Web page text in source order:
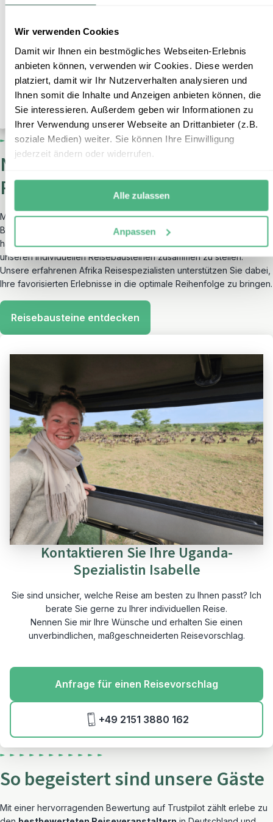
Wir verwenden Cookies
Damit wir Ihnen ein bestmögliches Webseiten-Erlebnis
anbieten können, verwenden wir Cookies. Diese werden
platziert, damit wir Ihr Nutzerverhalten analysieren und
Ihnen somit die Inhalte und Anzeigen anbieten können, die
Sie interessieren. Außerdem geben wir Informationen zu
Ihrer Verwendung unserer Webseite an Drittanbieter (z.B.
soziale Medien) weiter. Sie können Ihre Einwilligung
jederzeit ändern oder widerrufen.
Alle zulassen
Anpassen
Elizabeth-Safari, Nilbootsafari, Stadtrundfahrt
Flug:
separat buchbar, ab circa 700,- Euro pro
Person (tagesaktuelle Preise)
Mehr Informationen
ZUR RUNDREISE
Noch nicht die passende Uganda
Rundreise gefunden?
Mit unserenReisebausteinenkönnen Sie Ihre Rundreise nach
Belieben um weitere Orte oder Aktivitäten ergänzen. Außerdem
haben Sie die Möglichkeit, Ihre ganz persönliche Uganda Reise aus
unseren individuellen Reisebausteinen zusammen zu stellen.
Unsere erfahrenen Afrika Reisespezialisten unterstützen Sie dabei,
Ihre favorisierten Erlebnisse in die optimale Reihenfolge zu bringen.
Reisebausteine entdecken
Kontaktieren Sie Ihre Uganda-
Spezialistin Isabelle
Sie sind unsicher, welche Reise am besten zu Ihnen passt? Ich
berate Sie gerne zu Ihrer individuellen Reise.
Nennen Sie mir Ihre Wünsche und erhalten Sie einen
unverbindlichen, maßgeschneiderten Reisevorschlag.
Anfrage für einen Reisevorschlag
+49 2151 3880 162
So begeistert sind unsere Gäste
Mit einer hervorragenden Bewertung auf Trustpilot zählt erlebe zu